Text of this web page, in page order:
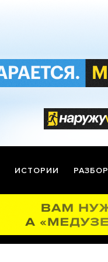
ИСТОРИИ РАЗБОР